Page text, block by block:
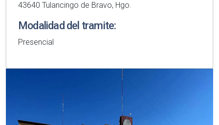
43640 Tulancingo de Bravo, Hgo.
Modalidad del tramite:
Presencial